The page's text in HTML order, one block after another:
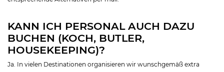
KANN ICH PERSONAL AUCH DAZU
BUCHEN (KOCH, BUTLER,
HOUSEKEEPING)?
Ja. In vielen Destinationen organisieren wir wunschgemäß extra